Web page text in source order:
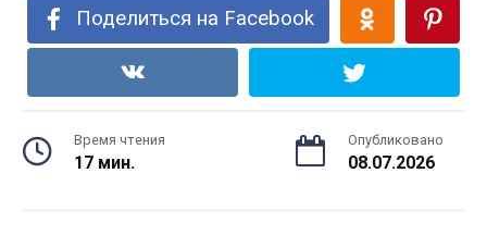
Поделиться на Facebook
Время чтения
17 мин.
Опубликовано
08.07.2026